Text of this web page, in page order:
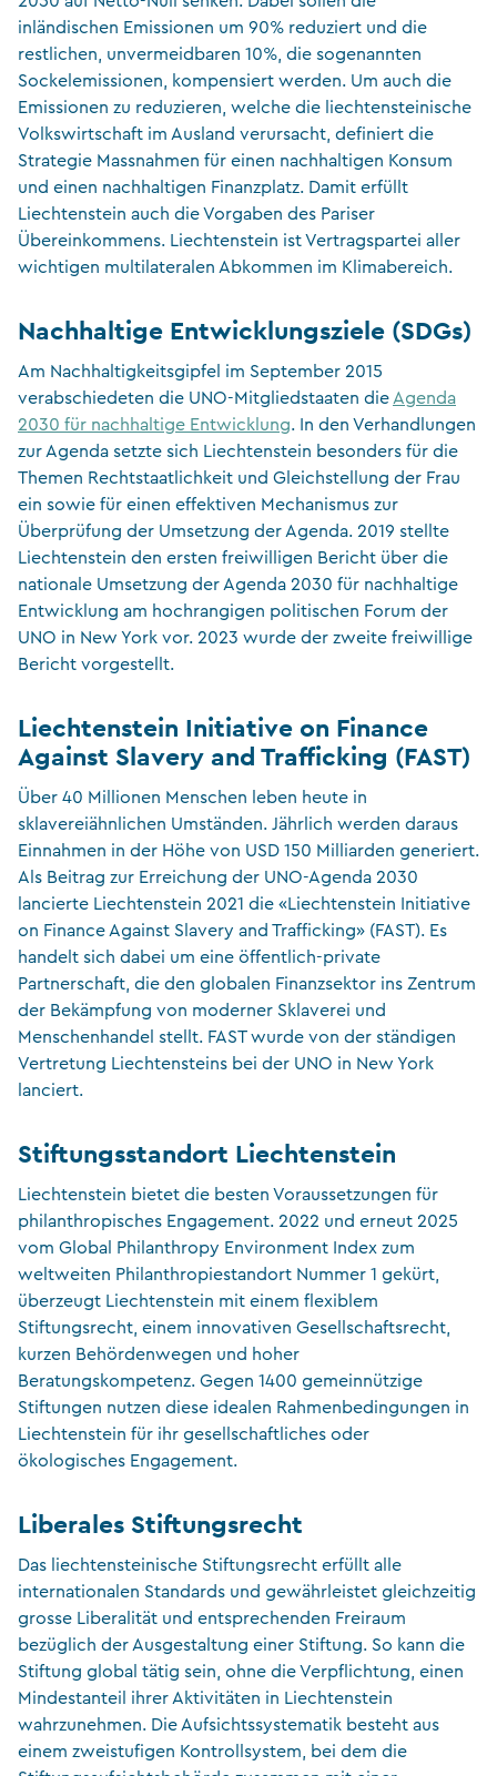
inländischen Emissionen um 90% reduziert und die
restlichen, unvermeidbaren 10%, die sogenannten
Sockelemissionen, kompensiert werden. Um auch die
Emissionen zu reduzieren, welche die liechtensteinische
Volkswirtschaft im Ausland verursacht, definiert die
Strategie Massnahmen für einen nachhaltigen Konsum
und einen nachhaltigen Finanzplatz. Damit erfüllt
Liechtenstein auch die Vorgaben des Pariser
Übereinkommens. Liechtenstein ist Vertragspartei aller
wichtigen multilateralen Abkommen im Klimabereich.
Nachhaltige Entwicklungsziele (SDGs)
Am Nachhaltigkeitsgipfel im September 2015
verabschiedeten die UNO-Mitgliedstaaten die Agenda
2030 für nachhaltige Entwicklung. In den Verhandlungen
zur Agenda setzte sich Liechtenstein besonders für die
Themen Rechtstaatlichkeit und Gleichstellung der Frau
ein sowie für einen effektiven Mechanismus zur
Überprüfung der Umsetzung der Agenda. 2019 stellte
Liechtenstein den ersten freiwilligen Bericht über die
nationale Umsetzung der Agenda 2030 für nachhaltige
Entwicklung am hochrangigen politischen Forum der
UNO in New York vor. 2023 wurde der zweite freiwillige
Bericht vorgestellt.
Liechtenstein Initiative on Finance
Against Slavery and Trafficking (FAST)
Über 40 Millionen Menschen leben heute in
sklavereiähnlichen Umständen. Jährlich werden daraus
Einnahmen in der Höhe von USD 150 Milliarden generiert.
Als Beitrag zur Erreichung der UNO-Agenda 2030
lancierte Liechtenstein 2021 die «Liechtenstein Initiative
on Finance Against Slavery and Trafficking» (FAST). Es
handelt sich dabei um eine öffentlich-private
Partnerschaft, die den globalen Finanzsektor ins Zentrum
der Bekämpfung von moderner Sklaverei und
Menschenhandel stellt. FAST wurde von der ständigen
Vertretung Liechtensteins bei der UNO in New York
lanciert.
Stiftungsstandort Liechtenstein
Liechtenstein bietet die besten Voraussetzungen für
philanthropisches Engagement. 2022 und erneut 2025
vom Global Philanthropy Environment Index zum
weltweiten Philanthropiestandort Nummer 1 gekürt,
überzeugt Liechtenstein mit einem flexiblem
Stiftungsrecht, einem innovativen Gesellschaftsrecht,
kurzen Behördenwegen und hoher
Beratungskompetenz. Gegen 1400 gemeinnützige
Stiftungen nutzen diese idealen Rahmenbedingungen in
Liechtenstein für ihr gesellschaftliches oder
ökologisches Engagement.
Liberales Stiftungsrecht
Das liechtensteinische Stiftungsrecht erfüllt alle
internationalen Standards und gewährleistet gleichzeitig
grosse Liberalität und entsprechenden Freiraum
bezüglich der Ausgestaltung einer Stiftung. So kann die
Stiftung global tätig sein, ohne die Verpflichtung, einen
Mindestanteil ihrer Aktivitäten in Liechtenstein
wahrzunehmen. Die Aufsichtssystematik besteht aus
einem zweistufigen Kontrollsystem, bei dem die